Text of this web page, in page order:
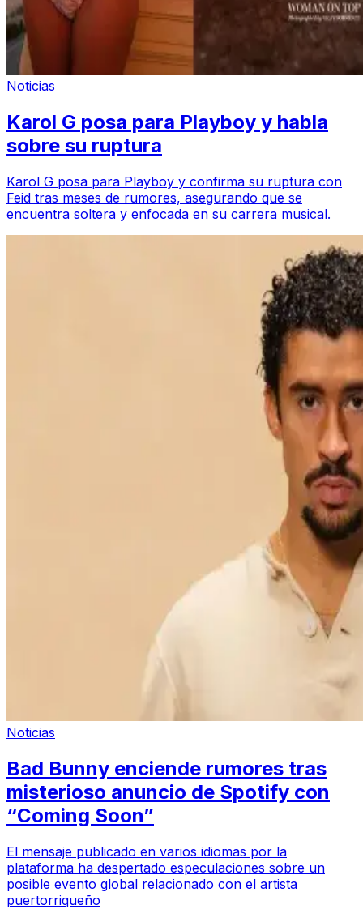
Noticias
Karol G posa para Playboy y habla
sobre su ruptura
Karol G posa para Playboy y confirma su ruptura con
Feid tras meses de rumores, asegurando que se
encuentra soltera y enfocada en su carrera musical.
Noticias
Bad Bunny enciende rumores tras
misterioso anuncio de Spotify con
“Coming Soon”
El mensaje publicado en varios idiomas por la
plataforma ha despertado especulaciones sobre un
posible evento global relacionado con el artista
puertorriqueño